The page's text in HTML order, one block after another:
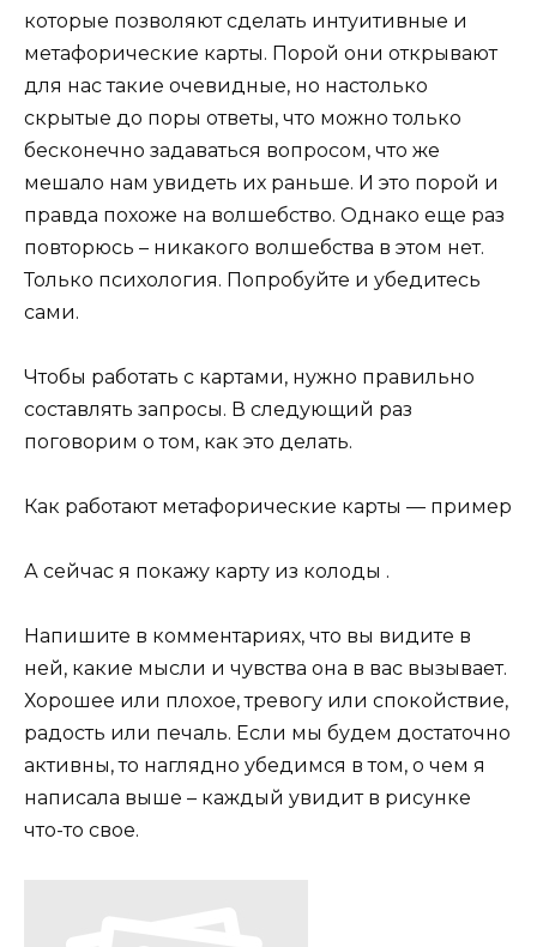
которые позволяют сделать интуитивные и
метафорические карты. Порой они открывают
для нас такие очевидные, но настолько
скрытые до поры ответы, что можно только
бесконечно задаваться вопросом, что же
мешало нам увидеть их раньше. И это порой и
правда похоже на волшебство. Однако еще раз
повторюсь – никакого волшебства в этом нет.
Только психология. Попробуйте и убедитесь
сами.
Чтобы работать с картами, нужно правильно
составлять запросы. В следующий раз
поговорим о том, как это делать.
Как работают метафорические карты — пример
А сейчас я покажу карту из колоды .
Напишите в комментариях, что вы видите в
ней, какие мысли и чувства она в вас вызывает.
Хорошее или плохое, тревогу или спокойствие,
радость или печаль. Если мы будем достаточно
активны, то наглядно убедимся в том, о чем я
написала выше – каждый увидит в рисунке
что-то свое.